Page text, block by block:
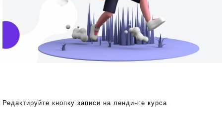
Редактируйте кнопку записи на лендинге курса